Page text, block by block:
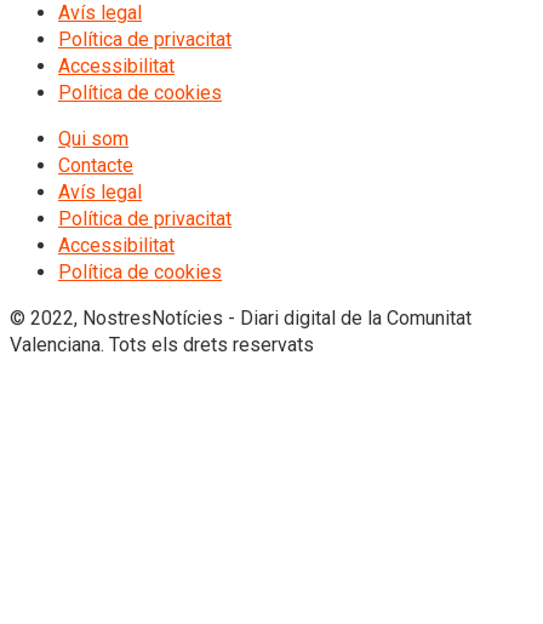
Avís legal
Política de privacitat
Accessibilitat
Política de cookies
Qui som
Contacte
Avís legal
Política de privacitat
Accessibilitat
Política de cookies
© 2022, NostresNotícies - Diari digital de la Comunitat
Valenciana. Tots els drets reservats